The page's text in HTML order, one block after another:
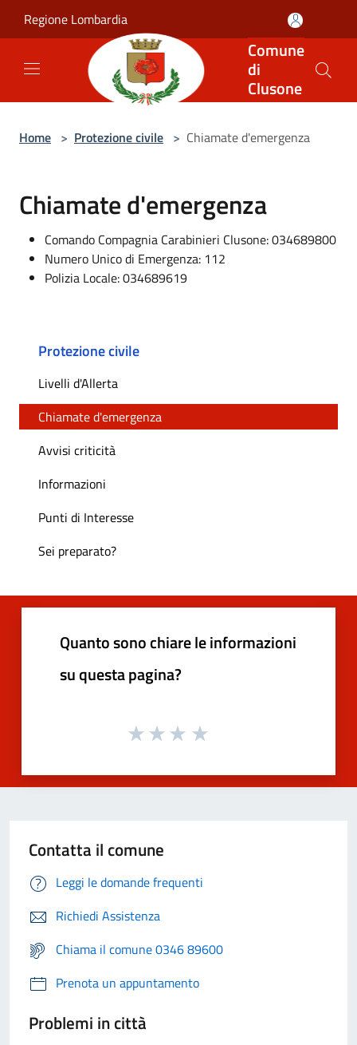
Regione Lombardia
Comune
di
Clusone
Home > Protezione civile > Chiamate d'emergenza
Chiamate d'emergenza
Comando Compagnia Carabinieri Clusone: 034689800
Numero Unico di Emergenza: 112
Polizia Locale: 034689619
Protezione civile
Livelli d'Allerta
Chiamate d'emergenza
Avvisi criticità
Informazioni
Punti di Interesse
Sei preparato?
Quanto sono chiare le informazioni
su questa pagina?
Contatta il comune
Leggi le domande frequenti
Richiedi Assistenza
Chiama il comune 0346 89600
Prenota un appuntamento
Problemi in città